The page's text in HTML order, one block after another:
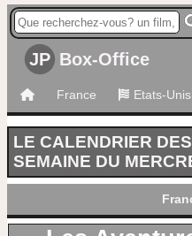
JP Box-Office
France Etats-Unis
LE CALENDRIER
SEMAINE DU